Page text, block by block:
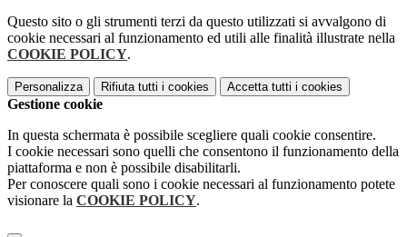
Questo sito o gli strumenti terzi da questo utilizzati si avvalgono di
cookie necessari al funzionamento ed utili alle finalità illustrate nella
COOKIE POLICY.
Personalizza Rifiuta tutti i cookies Accetta tutti i cookies
Gestione cookie
In questa schermata è possibile scegliere quali cookie consentire.
I cookie necessari sono quelli che consentono il funzionamento della
piattaforma e non è possibile disabilitarli.
Per conoscere quali sono i cookie necessari al funzionamento potete
visionare la COOKIE POLICY.